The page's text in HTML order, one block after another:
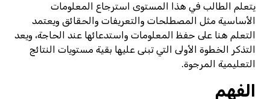
يتعلم الطالب في هذا المستوى استرجاع المعلومات
الأساسية مثل المصطلحات والتعريفات والحقائق ويعتمد
التعلم هنا على حفظ المعلومات واستدعائها عند الحاجة، ويعد
التذكر الخطوة الأولى التي تبنى عليها بقية مستويات النتائج
التعليمية المرجوة.
الفهم